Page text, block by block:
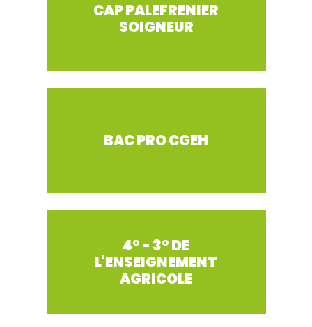
CAP PALEFRENIER
SOIGNEUR
BAC PRO CGEH
4° - 3° DE
L'ENSEIGNEMENT
AGRICOLE